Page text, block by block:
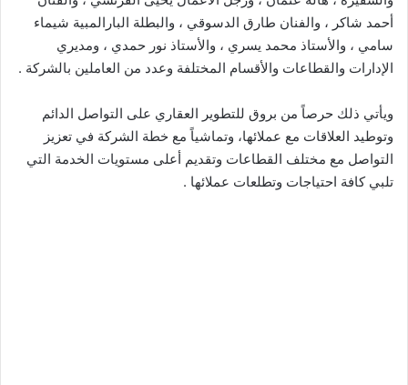
أحمد شاكر ، والفنان طارق الدسوقي ، والبطلة البارالمبية شيماء
سامي ، والأستاذ محمد يسري ، والأستاذ نور حمدي ، ومديري
الإدارات والقطاعات والأقسام المختلفة وعدد من العاملين بالشركة .
ويأتي ذلك حرصاً من بروق للتطوير العقاري على التواصل الدائم
وتوطيد العلاقات مع عملائها، وتماشياً مع خطة الشركة في تعزيز
التواصل مع مختلف القطاعات وتقديم أعلى مستويات الخدمة التي
تلبي كافة احتياجات وتطلعات عملائها .